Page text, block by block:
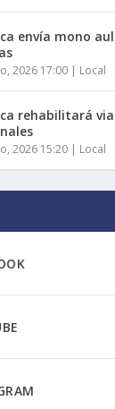
envía mono
2026 17:00 | Local
rehabilitará
2026 15:20 | Local